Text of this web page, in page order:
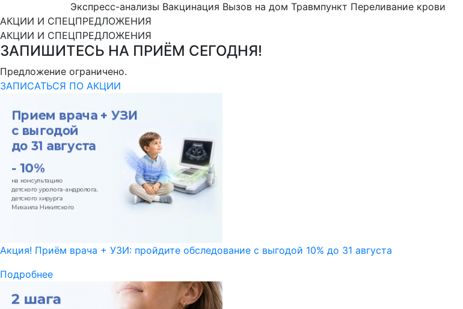
Экспресс-анализы Вакцинация Вызов на дом Травмпункт Переливание крови
АКЦИИ И СПЕЦПРЕДЛОЖЕНИЯ
АКЦИИ И СПЕЦПРЕДЛОЖЕНИЯ
ЗАПИШИТЕСЬ НА ПРИЁМ СЕГОДНЯ!
Предложение ограничено.
ЗАПИСАТЬСЯ ПО АКЦИИ
Акция! Приём врача + УЗИ: пройдите обследование с выгодой 10% до 31 августа
Подробнее